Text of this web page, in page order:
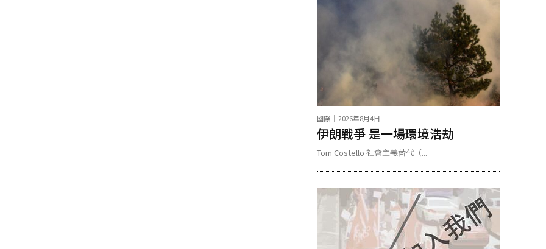
國際 2026年8月4日
伊朗戰爭 是一場環境浩劫
Tom Costello 社會主義替代（...